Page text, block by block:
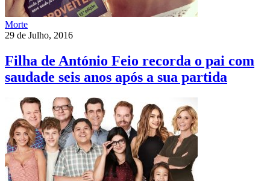
Morte
29 de Julho, 2016
Filha de António Feio recorda o pai com
saudade seis anos após a sua partida